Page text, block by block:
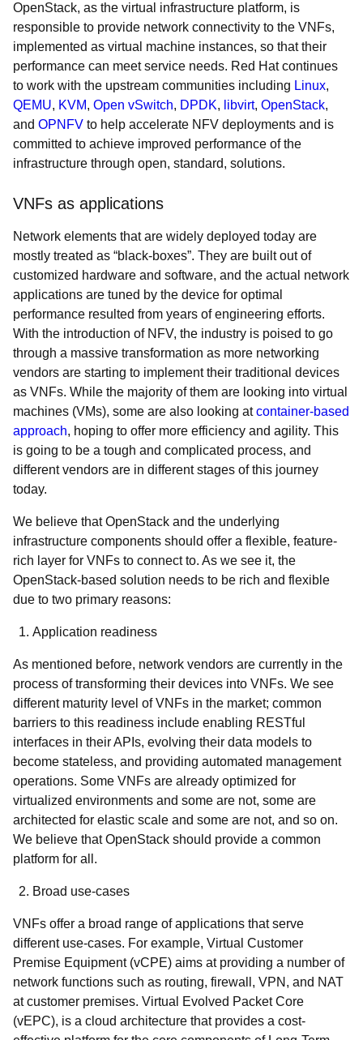
OpenStack, as the virtual infrastructure platform, is
responsible to provide network connectivity to the VNFs,
implemented as virtual machine instances, so that their
performance can meet service needs. Red Hat continues
to work with the upstream communities including Linux,
QEMU, KVM, Open vSwitch, DPDK, libvirt, OpenStack,
and OPNFV to help accelerate NFV deployments and is
committed to achieve improved performance of the
infrastructure through open, standard, solutions.
VNFs as applications
Network elements that are widely deployed today are
mostly treated as “black-boxes”. They are built out of
customized hardware and software, and the actual network
applications are tuned by the device for optimal
performance resulted from years of engineering efforts.
With the introduction of NFV, the industry is poised to go
through a massive transformation as more networking
vendors are starting to implement their traditional devices
as VNFs. While the majority of them are looking into virtual
machines (VMs), some are also looking atcontainer-based
approach, hoping to offer more efficiency and agility. This
is going to be a tough and complicated process, and
different vendors are in different stages of this journey
today.
We believe that OpenStack and the underlying
infrastructure components should offer a flexible, feature-
rich layer for VNFs to connect to. As we see it, the
OpenStack-based solution needs to be rich and flexible
due to two primary reasons:
Application readiness
As mentioned before, network vendors are currently in the
process of transforming their devices into VNFs. We see
different maturity level of VNFs in the market; common
barriers to this readiness include enabling RESTful
interfaces in their APIs, evolving their data models to
become stateless, and providing automated management
operations. Some VNFs are already optimized for
virtualized environments and some are not, some are
architected for elastic scale and some are not, and so on.
We believe that OpenStack should provide a common
platform for all.
Broad use-cases
VNFs offer a broad range of applications that serve
different use-cases. For example, Virtual Customer
Premise Equipment (vCPE) aims at providing a number of
network functions such as routing, firewall, VPN, and NAT
at customer premises. Virtual Evolved Packet Core
(vEPC), is a cloud architecture that provides a cost-